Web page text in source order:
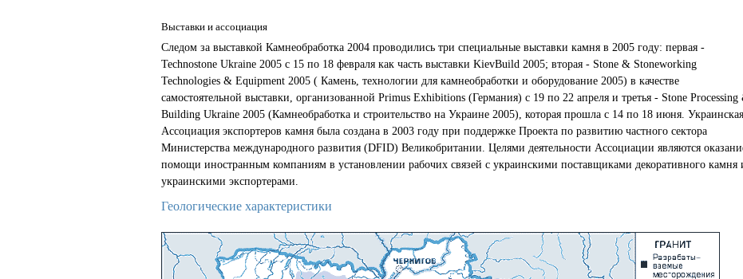
Выставки и ассоциация
Следом за выставкой Камнеобработка 2004 проводились три специальные выставки камня в 2005 году: первая -
Technostone Ukraine 2005 с 15 по 18 февраля как часть выставки KievBuild 2005; вторая - Stone & Stoneworking
Technologies & Equipment 2005 ( Камень, технологии для камнеобработки и оборудование 2005) в качестве
самостоятельной выставки, организованной Primus Exhibitions (Германия) с 19 по 22 апреля и третья - Stone Processing
Building Ukraine 2005 (Камнеобработка и строительство на Украине 2005), которая прошла с 14 по 18 июня. Украинская
Ассоциация экспортеров камня была создана в 2003 году при поддержке Проекта по развитию частного сектора
Министерства международного развития (DFID) Великобритании. Целями деятельности Ассоциации являются
помощи иностранным компаниям в установлении рабочих связей с украинскими поставщиками декоративного камня
украинскими экспортерами.
Геологические характеристики